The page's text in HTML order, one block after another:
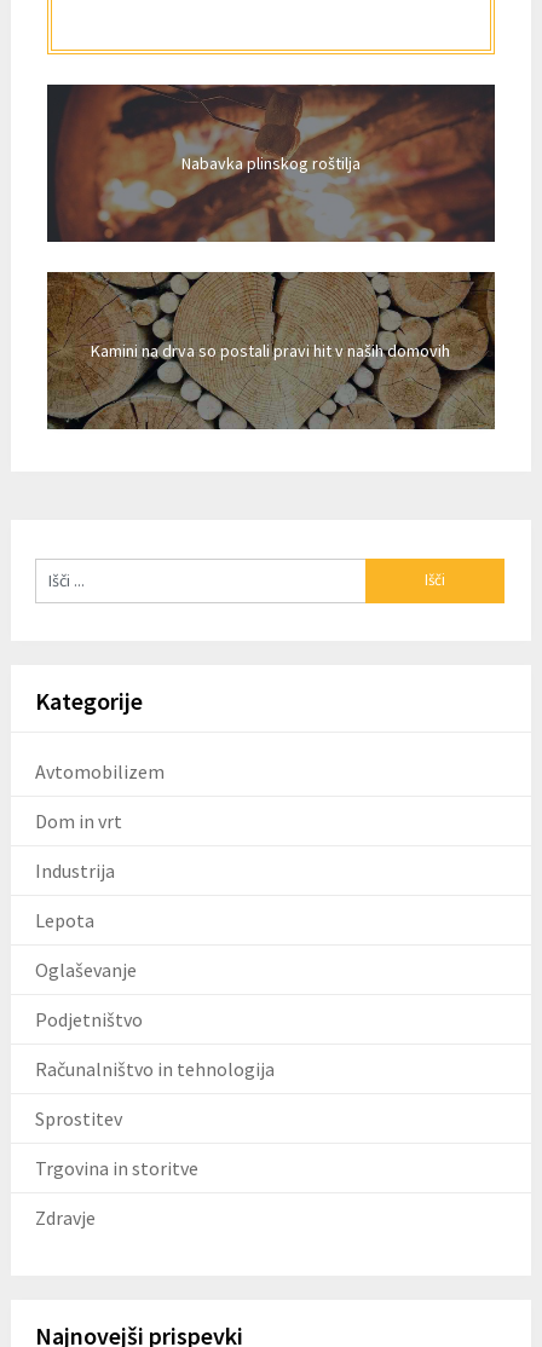
Nabavka plinskog roštilja
Kamini na drva so postali pravi hit v naših domovih
Kategorije
Avtomobilizem
Dom in vrt
Industrija
Lepota
Oglaševanje
Podjetništvo
Računalništvo in tehnologija
Sprostitev
Trgovina in storitve
Zdravje
Najnovejši prispevki